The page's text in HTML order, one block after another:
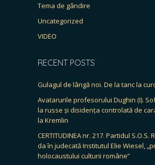
Tema de gândire
Uncategorized
VIDEO
RECENT POSTS
Gulagul de lângă noi. De la tanc la
Avatarurile profesorului Dughin (I).
la russe și disidența controlată de
la Kremlin
CERTITUDINEA nr. 217. Partidul S.O.S.
da în judecată Institutul Elie Wiesel,
holocaustului culturii române”